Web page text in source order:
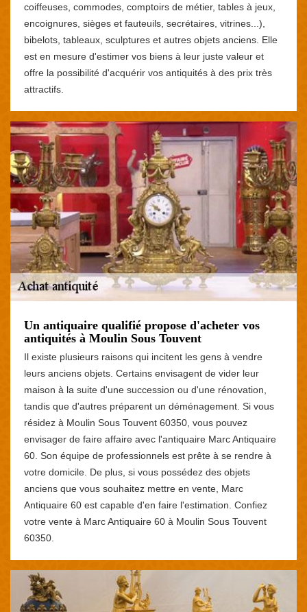
coiffeuses, commodes, comptoirs de métier, tables à jeux,
encoignures, sièges et fauteuils, secrétaires, vitrines...),
bibelots, tableaux, sculptures et autres objets anciens. Elle
est en mesure d'estimer vos biens à leur juste valeur et
offre la possibilité d'acquérir vos antiquités à des prix très
attractifs.
Un antiquaire qualifié propose d'acheter vos
antiquités à Moulin Sous Touvent
Il existe plusieurs raisons qui incitent les gens à vendre
leurs anciens objets. Certains envisagent de vider leur
maison à la suite d'une succession ou d'une rénovation,
tandis que d'autres préparent un déménagement. Si vous
résidez à Moulin Sous Touvent 60350, vous pouvez
envisager de faire affaire avec l'antiquaire Marc Antiquaire
60. Son équipe de professionnels est prête à se rendre à
votre domicile. De plus, si vous possédez des objets
anciens que vous souhaitez mettre en vente, Marc
Antiquaire 60 est capable d'en faire l'estimation. Confiez
votre vente à Marc Antiquaire 60 à Moulin Sous Touvent
60350.